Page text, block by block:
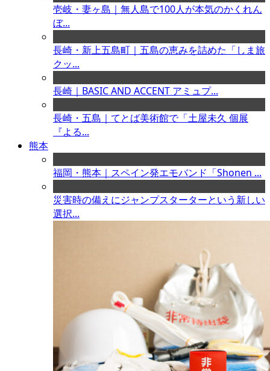
壱岐・妻ヶ島｜無人島で100人が本気のかくれん
ぼ...
長崎・新上五島町｜五島の恵みを詰めた「しま旅
クッ...
長崎｜BASIC AND ACCENT アミュプ...
長崎・五島｜てとば美術館で「土屋未久 個展
『よる...
熊本
福岡・熊本｜スペイン発エモバンド「Shonen ...
災害時の備えにジャンプスターターという新しい
選択...